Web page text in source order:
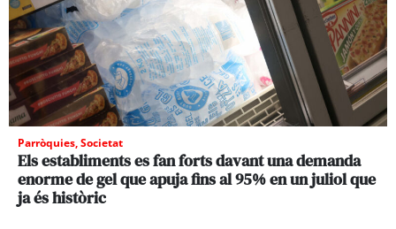
Parròquies,Societat
Els establiments es fan forts davant una demanda
enorme de gel que apuja fins al 95% en un juliol que
ja és històric